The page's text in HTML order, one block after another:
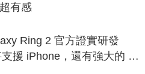
有感
Ring 2 官方證實研發
援 iPhone，還有強大的 AI